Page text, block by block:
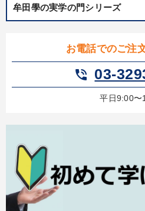
牟田學の実学の門シリーズ
お電話でのご注
phone_in_talk 03-
平日9:00〜